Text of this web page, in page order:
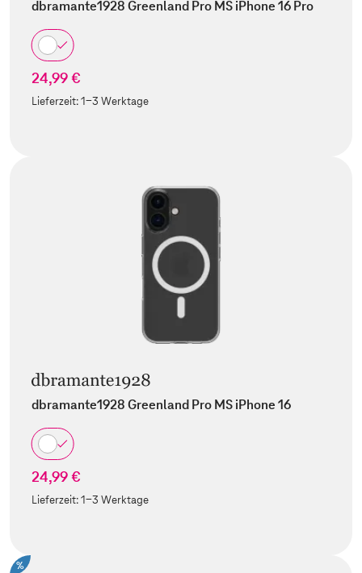
dbramante1928 Greenland Pro MS iPhone 16 Pro
24,99 €
Lieferzeit:1-3 Werktage
dbramante1928 Greenland Pro MS iPhone 16
24,99 €
Lieferzeit:1-3 Werktage
%